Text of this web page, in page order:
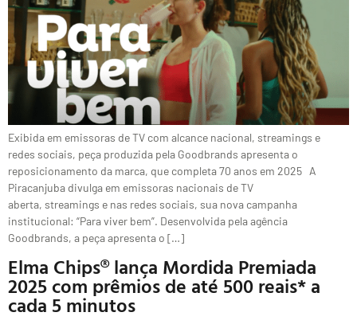
Exibida em emissoras de TV com alcance nacional, streamings e
redes sociais, peça produzida pela Goodbrands apresenta o
reposicionamento da marca, que completa 70 anos em 2025 A
Piracanjuba divulga em emissoras nacionais de TV
aberta, streamings e nas redes sociais, sua nova campanha
institucional: “Para viver bem”. Desenvolvida pela agência
Goodbrands, a peça apresenta o […]
Elma Chips® lança Mordida Premiada
2025 com prêmios de até 500 reais* a
cada 5 minutos